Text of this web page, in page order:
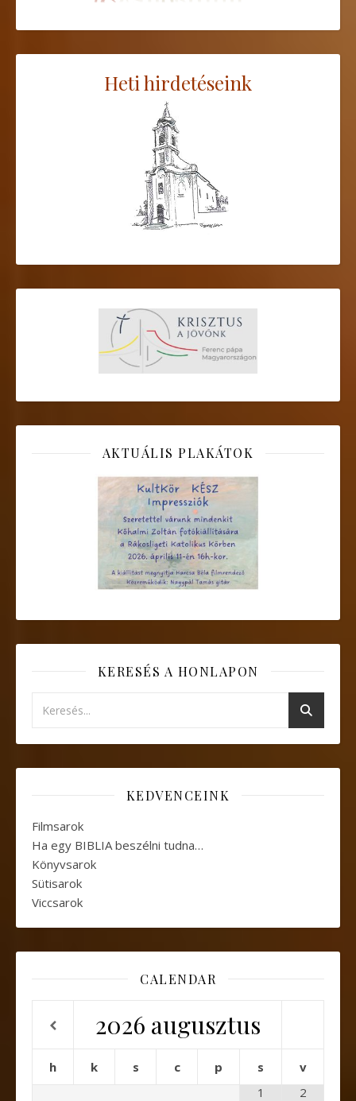
Heti hirdetéseink
AKTUÁLIS PLAKÁTOK
KERESÉS A HONLAPON
KEDVENCEINK
Filmsarok
Ha egy BIBLIA beszélni tudna…
Könyvsarok
Sütisarok
Viccsarok
CALENDAR
2026 augusztus
h k s c p s
v
1
2